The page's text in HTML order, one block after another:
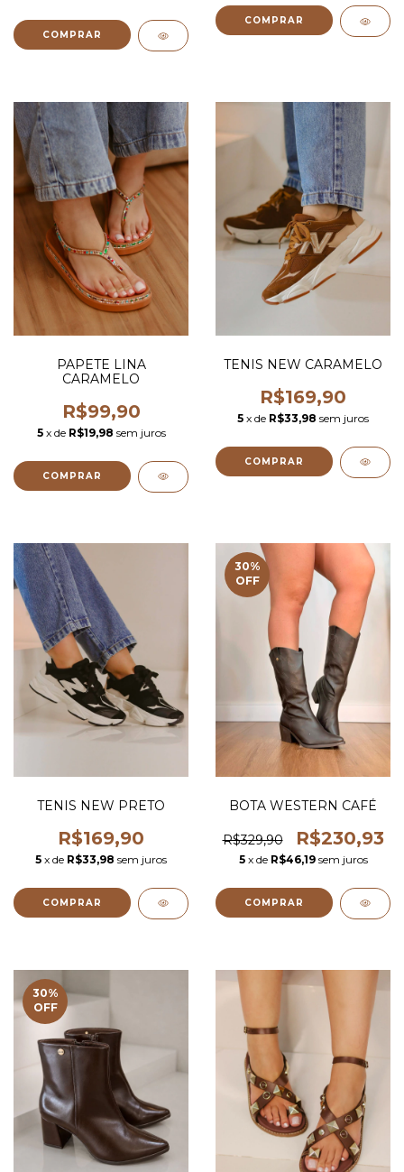
COMPRAR
COMPRAR
PAPETE LINA
CARAMELO
R$99,90
5 x de R$19,98 sem juros
COMPRAR
TENIS NEW CARAMELO
R$169,90
5 x de R$33,98 sem juros
COMPRAR
TENIS NEW PRETO
R$169,90
5 x de R$33,98 sem juros
COMPRAR
30%
OFF
BOTA WESTERN CAFÉ
R$329,90 R$230,93
5 x de R$46,19 sem juros
COMPRAR
30%
OFF